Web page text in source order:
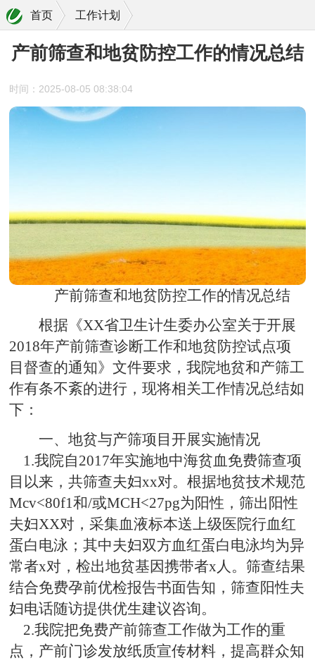
首页 工作计划
产前筛查和地贫防控工作的情况总结
时间：2025-08-05 08:38:04
产前筛查和地贫防控工作的情况总结
根据《XX省卫生计生委办公室关于开展
2018年产前筛查诊断工作和地贫防控试点项
目督查的通知》文件要求，我院地贫和产筛工
作有条不紊的进行，现将相关工作情况总结如
下：
一、地贫与产筛项目开展实施情况
1.我院自2017年实施地中海贫血免费筛查项
目以来，共筛查夫妇xx对。根据地贫技术规范
Mcv<80f1和/或MCH<27pg为阳性，筛出阳性
夫妇XX对，采集血液标本送上级医院行血红
蛋白电泳；其中夫妇双方血红蛋白电泳均为异
常者x对，检出地贫基因携带者x人。筛查结果
结合免费孕前优检报告书面告知，筛查阳性夫
妇电话随访提供优生建议咨询。
2.我院把免费产前筛查工作做为工作的重
点，产前门诊发放纸质宣传材料，提高群众知